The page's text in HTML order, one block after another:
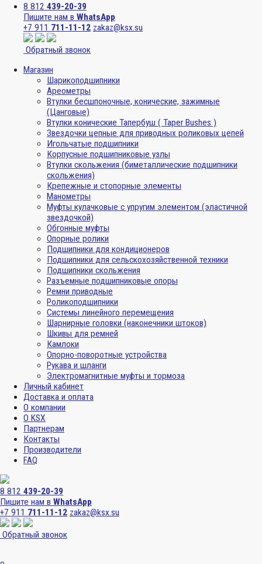
8 812 439-20-39
Пишите нам в WhatsApp
+7 911 711-11-12 zakaz@ksx.su
Обратный звонок
Магазин
Шарикоподшипники
Ареометры
Втулки бесшпоночные, конические, зажимные
(Цанговые)
Втулки конические Тапербуш ( Taper Bushes )
Звездочки цепные для приводных роликовых цепей
Игольчатые подшипники
Корпусные подшипниковые узлы
Втулки скольжения (биметаллические подшипники
скольжения)
Крепежные и стопорные элементы
Манометры
Муфты кулачковые с упругим элементом (эластичной
звездочкой)
Обгонные муфты
Опорные ролики
Подшипники для кондиционеров
Подшипники для сельскохозяйственной техники
Подшипники скольжения
Разъемные подшипниковые опоры
Ремни приводные
Роликоподшипники
Системы линейного перемещения
Шарнирные головки (наконечники штоков)
Шкивы для ремней
Камлоки
Опорно-поворотные устройства
Рукава и шланги
Электромагнитные муфты и тормоза
Личный кабинет
Доставка и оплата
О компании
О KSX
Партнерам
Контакты
Производители
FAQ
8 812 439-20-39
Пишите нам в WhatsApp
+7 911 711-11-12 zakaz@ksx.su
Обратный звонок